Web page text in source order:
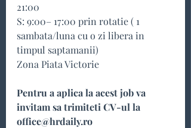
21:00
S: 9:00– 17:00 prin rotatie ( 1
sambata/luna cu o zi libera in
timpul saptamanii)
Zona Piata Victorie
Pentru a aplica la acest job va
invitam sa trimiteti CV-ul la
office@hrdaily.ro